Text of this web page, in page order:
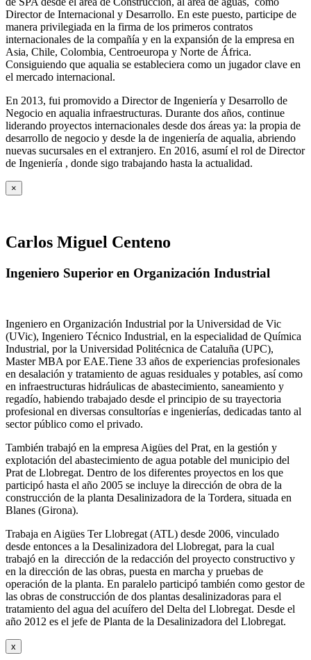
Director de Internacional y Desarrollo. En este puesto, participe de
manera privilegiada en la firma de los primeros contratos
internacionales de la compañía y en la expansión de la empresa en
Asia, Chile, Colombia, Centroeuropa y Norte de África.
Consiguiendo que aqualia se estableciera como un jugador clave en
el mercado internacional.
En 2013, fui promovido a Director de Ingeniería y Desarrollo de
Negocio en aqualia infraestructuras. Durante dos años, continue
liderando proyectos internacionales desde dos áreas ya: la propia de
desarrollo de negocio y desde la de ingeniería de aqualia, abriendo
nuevas sucursales en el extranjero. En 2016, asumí el rol de Director
de Ingeniería , donde sigo trabajando hasta la actualidad.
×
Carlos Miguel Centeno
Ingeniero Superior en Organización Industrial
Ingeniero en Organización Industrial por la Universidad de Vic
(UVic), Ingeniero Técnico Industrial, en la especialidad de Química
Industrial, por la Universidad Politécnica de Cataluña (UPC),
Master MBA por EAE.Tiene 33 años de experiencias profesionales
en desalación y tratamiento de aguas residuales y potables, así como
en infraestructuras hidráulicas de abastecimiento, saneamiento y
regadío, habiendo trabajado desde el principio de su trayectoria
profesional en diversas consultorías e ingenierías, dedicadas tanto al
sector público como el privado.
También trabajó en la empresa Aigües del Prat, en la gestión y
explotación del abastecimiento de agua potable del municipio del
Prat de Llobregat. Dentro de los diferentes proyectos en los que
participó hasta el año 2005 se incluye la dirección de obra de la
construcción de la planta Desalinizadora de la Tordera, situada en
Blanes (Girona).
Trabaja en Aigües Ter Llobregat (ATL) desde 2006, vinculado
desde entonces a la Desalinizadora del Llobregat, para la cual
trabajó en la dirección de la redacción del proyecto constructivo y
en la dirección de las obras, puesta en marcha y pruebas de
operación de la planta. En paralelo participó también como gestor de
las obras de construcción de dos plantas desalinizadoras para el
tratamiento del agua del acuífero del Delta del Llobregat. Desde el
año 2012 es el jefe de Planta de la Desalinizadora del Llobregat.
x